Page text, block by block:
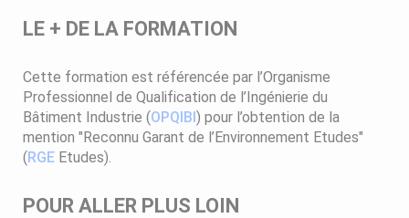
LE + DE LA FORMATION
Cette formation est référencée par l’Organisme
Professionnel de Qualification de l’Ingénierie du
Bâtiment Industrie (OPQIBI) pour l’obtention de la
mention "Reconnu Garant de l’Environnement Etudes"
(RGE Etudes).
POUR ALLER PLUS LOIN